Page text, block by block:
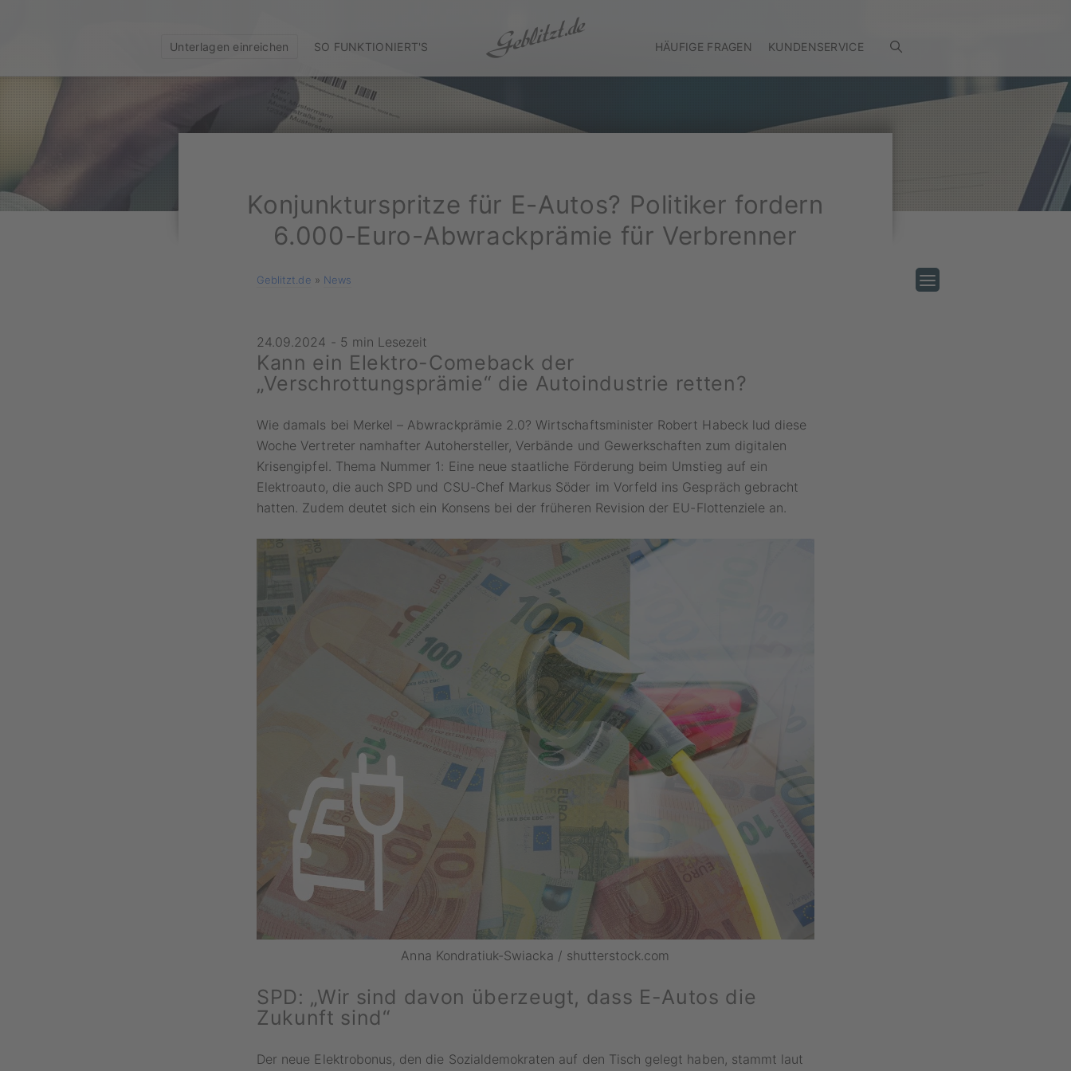
Unterlagen einreichen SO FUNKTIONIERT'S HÄUFIGE FRAGEN KUNDENSERVICE
Konjunkturspritze für E-Autos? Politiker fordern
6.000-Euro-Abwrackprämie für Verbrenner
Geblitzt.de » News
24.09.2024 - 5 min Lesezeit
Kann ein Elektro-Comeback der
„Verschrottungsprämie“ die Autoindustrie retten?
Wie damals bei Merkel – Abwrackprämie 2.0? Wirtschaftsminister Robert Habeck lud diese
Woche Vertreter namhafter Autohersteller, Verbände und Gewerkschaften zum digitalen
Krisengipfel. Thema Nummer 1: Eine neue staatliche Förderung beim Umstieg auf ein
Elektroauto, die auch SPD und CSU-Chef Markus Söder im Vorfeld ins Gespräch gebracht
hatten. Zudem deutet sich ein Konsens bei der früheren Revision der EU-Flottenziele an.
Anna Kondratiuk-Swiacka / shutterstock.com
SPD: „Wir sind davon überzeugt, dass E-Autos die
Zukunft sind“
Der neue Elektrobonus, den die Sozialdemokraten auf den Tisch gelegt haben, stammt laut